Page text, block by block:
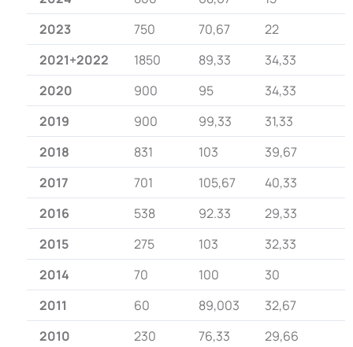
2023
750 70,67
22
2021+2022
1850 89,33
34,33
2020
900 95
34,33
2019
900 99,33
31,33
2018
831 103
39,67
2017
701 105,67
40,33
2016
538 92.33
29,33
2015
275 103
32,33
2014
70 100
30
2011
60 89,003
32,67
2010
230 76,33
29,66